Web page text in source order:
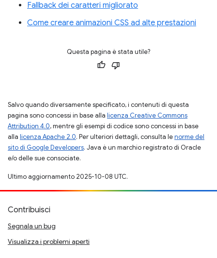
Fallback dei caratteri migliorato
Come creare animazioni CSS ad alte prestazioni
Questa pagina è stata utile?
Salvo quando diversamente specificato, i contenuti di questa
pagina sono concessi in base alla licenza Creative Commons
Attribution 4.0, mentre gli esempi di codice sono concessi in base
alla licenza Apache 2.0. Per ulteriori dettagli, consulta lenorme del
sito di Google Developers. Java è un marchio registrato di Oracle
e/o delle sue consociate.
Ultimo aggiornamento 2025-10-08 UTC.
Contribuisci
Segnala un bug
Visualizza i problemi aperti